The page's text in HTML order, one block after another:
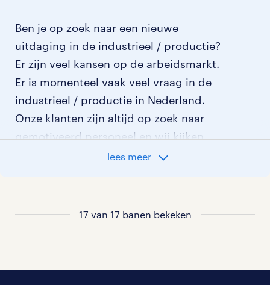
Ben je op zoek naar een nieuwe
uitdaging in de industrieel / productie?
Er zijn veel kansen op de arbeidsmarkt.
Er is momenteel vaak veel vraag in de
industrieel / productie in Nederland.
Onze klanten zijn altijd op zoek naar
gemotiveerd personeel en wij kijken
graag samen met je naar de organisatie
lees meer
17 van 17 banen bekeken